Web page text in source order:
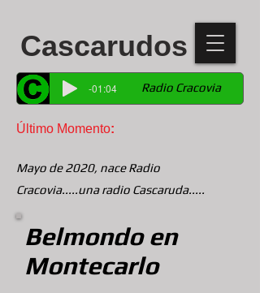
Cascarudos
-01:04 Radio Cracovia
Último Momento:
Mayo de 2020, nace Radio
Cracovia.....una radio Cascaruda.....
Belmondo en
Montecarlo